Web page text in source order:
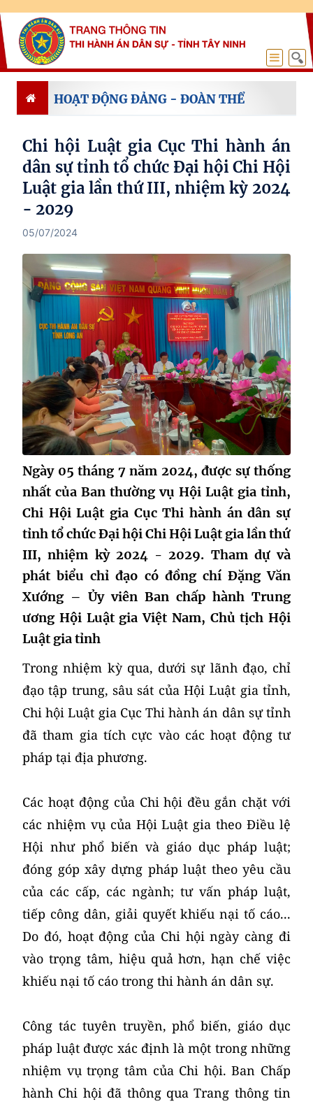
HOẠT ĐỘNG ĐẢNG - ĐOÀN THỂ
Chi hội Luật gia Cục Thi hành án
dân sự tỉnh tổ chức Đại hội Chi Hội
Luật gia lần thứ III, nhiệm kỳ 2024
- 2029
05/07/2024
Ngày 05 tháng 7 năm 2024, được sự thống
nhất của Ban thường vụ Hội Luật gia tỉnh,
Chi Hội Luật gia Cục Thi hành án dân sự
tỉnh tổ chức Đại hội Chi Hội Luật gia lần thứ
III, nhiệm kỳ 2024 - 2029. Tham dự và
phát biểu chỉ đạo có đồng chí Đặng Văn
Xướng – Ủy viên Ban chấp hành Trung
ương Hội Luật gia Việt Nam, Chủ tịch Hội
Luật gia tỉnh
Trong nhiệm kỳ qua, dưới sự lãnh đạo, chỉ
đạo tập trung, sâu sát của Hội Luật gia tỉnh,
Chi hội Luật gia Cục Thi hành án dân sự tỉnh
đã tham gia tích cực vào các hoạt động tư
pháp tại địa phương.
Các hoạt động của Chi hội đều gắn chặt với
các nhiệm vụ của Hội Luật gia theo Điều lệ
Hội như phổ biến và giáo dục pháp luật;
đóng góp xây dựng pháp luật theo yêu cầu
của các cấp, các ngành; tư vấn pháp luật,
tiếp công dân, giải quyết khiếu nại tố cáo...
Do đó, hoạt động của Chi hội ngày càng đi
vào trọng tâm, hiệu quả hơn, hạn chế việc
khiếu nại tố cáo trong thi hành án dân sự.
Công tác tuyên truyền, phổ biến, giáo dục
pháp luật được xác định là một trong những
nhiệm vụ trọng tâm của Chi hội. Ban Chấp
hành Chi hội đã thông qua Trang thông tin